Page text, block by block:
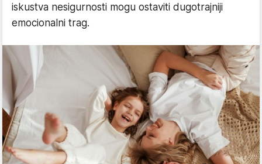
iskustva nesigurnosti mogu ostaviti dugotrajniji
emocionalni trag.